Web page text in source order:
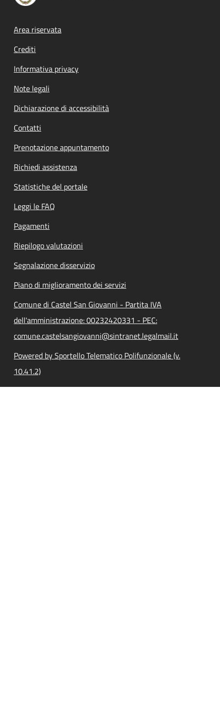
Footer menu
Area riservata
Crediti
Informativa privacy
Note legali
Dichiarazione di accessibilità
Contatti
Prenotazione appuntamento
Richiedi assistenza
Statistiche del portale
Leggi le FAQ
Pagamenti
Riepilogo valutazioni
Segnalazione disservizio
Piano di miglioramento dei servizi
Comune di Castel San Giovanni - Partita IVA
dell'amministrazione: 00232420331 - PEC:
comune.castelsangiovanni@sintranet.legalmail.it
Powered by Sportello Telematico Polifunzionale (v.
10.41.2)